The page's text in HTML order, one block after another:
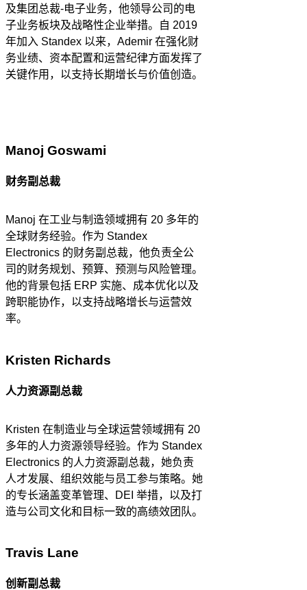
及集团总裁-电子业务，他领导公司的电
子业务板块及战略性企业举措。自 2019
年加入 Standex 以来，Ademir 在强化财
务业绩、资本配置和运营纪律方面发挥了
关键作用，以支持长期增长与价值创造。
Manoj Goswami
财务副总裁
Manoj 在工业与制造领域拥有 20 多年的
全球财务经验。作为 Standex
Electronics 的财务副总裁，他负责全公
司的财务规划、预算、预测与风险管理。
他的背景包括 ERP 实施、成本优化以及
跨职能协作，以支持战略增长与运营效
率。
Kristen Richards
人力资源副总裁
Kristen 在制造业与全球运营领域拥有 20
多年的人力资源领导经验。作为 Standex
Electronics 的人力资源副总裁，她负责
人才发展、组织效能与员工参与策略。她
的专长涵盖变革管理、DEI 举措，以及打
造与公司文化和目标一致的高绩效团队。
Travis Lane
创新副总裁